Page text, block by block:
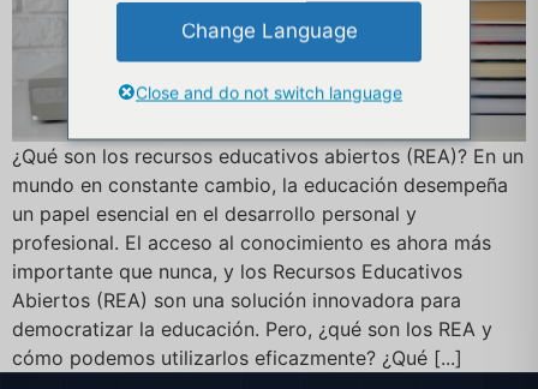
¿Qué son los recursos educativos abiertos (REA)? En un
mundo en constante cambio, la educación desempeña
un papel esencial en el desarrollo personal y
profesional. El acceso al conocimiento es ahora más
importante que nunca, y los Recursos Educativos
Abiertos (REA) son una solución innovadora para
democratizar la educación. Pero, ¿qué son los REA y
cómo podemos utilizarlos eficazmente? ¿Qué [...]
Change Language
Close and do not switch language